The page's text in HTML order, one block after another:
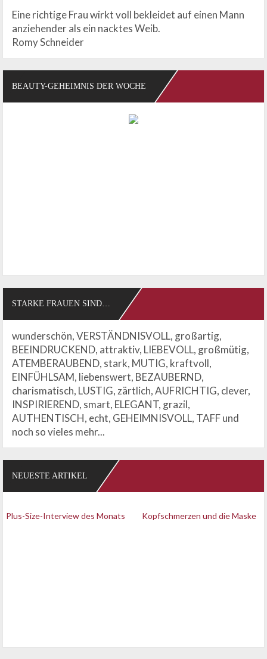
Eine richtige Frau wirkt voll bekleidet auf einen Mann
anziehender als ein nacktes Weib.
Romy Schneider
BEAUTY-GEHEIMNIS DER WOCHE
STARKE FRAUEN SIND…
wunderschön, VERSTÄNDNISVOLL, großartig,
BEEINDRUCKEND, attraktiv, LIEBEVOLL, großmütig,
ATEMBERAUBEND, stark, MUTIG, kraftvoll,
EINFÜHLSAM, liebenswert, BEZAUBERND,
charismatisch, LUSTIG, zärtlich, AUFRICHTIG, clever,
INSPIRIEREND, smart, ELEGANT, grazil,
AUTHENTISCH, echt, GEHEIMNISVOLL, TAFF und
noch so vieles mehr...
NEUESTE ARTIKEL
Plus-Size-Interview des Monats Kopfschmerzen und die Maske